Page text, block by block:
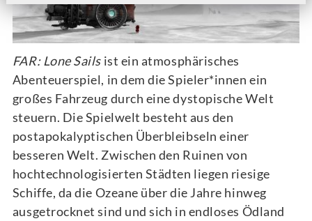
FAR: Lone Sails ist ein atmosphärisches
Abenteuerspiel, in dem die Spieler*innen ein
großes Fahrzeug durch eine dystopische Welt
steuern. Die Spielwelt besteht aus den
postapokalyptischen Überbleibseln einer
besseren Welt. Zwischen den Ruinen von
hochtechnologisierten Städten liegen riesige
Schiffe, da die Ozeane über die Jahre hinweg
ausgetrocknet sind und sich in endloses Ödland